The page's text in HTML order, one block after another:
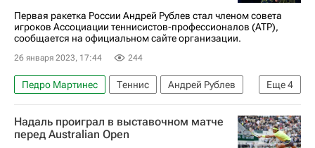
Первая ракетка России Андрей Рублев стал членом совета
игроков Ассоциации теннисистов-профессионалов (ATP),
сообщается на официальном сайте организации.
26 января 2023, 17:44 244
Еще4
Педро Мартинес Теннис
Андрей Рублев
Ассоциация теннисистов-профессионалов (ATP)
Женская теннисная ассоциация (WTA)
Спорт
Надаль проиграл в выставочном матче
перед Australian Open